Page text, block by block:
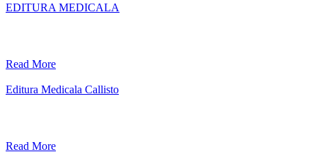
EDITURA MEDICALA
Read More
Editura Medicala Callisto
Read More